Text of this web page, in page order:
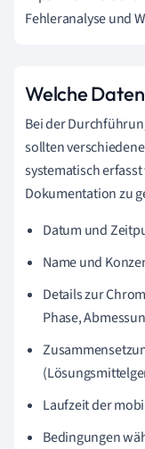
Fehleranalyse und
Welche
Bei der
sollten
systematisch
Dokumentation zu
Datum und
Name und
Details zur
Phase,
Laufzeit der
Bedingungen